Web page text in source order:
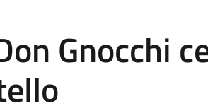
Gnocchi